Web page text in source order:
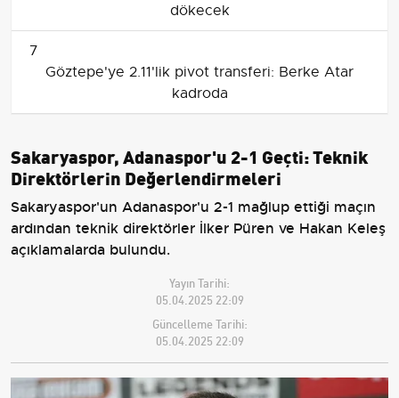
dökecek
7
Göztepe'ye 2.11'lik pivot transferi: Berke Atar
kadroda
Sakaryaspor, Adanaspor'u 2-1 Geçti: Teknik
Direktörlerin Değerlendirmeleri
Sakaryaspor'un Adanaspor'u 2-1 mağlup ettiği maçın
ardından teknik direktörler İlker Püren ve Hakan Keleş
açıklamalarda bulundu.
Yayın Tarihi:
05.04.2025 22:09
Güncelleme Tarihi:
05.04.2025 22:09